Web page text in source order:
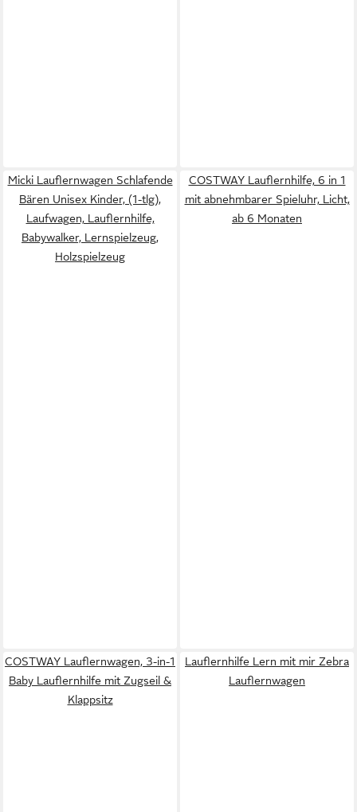
Micki Lauflernwagen Schlafende
Bären Unisex Kinder, (1-tlg),
Laufwagen, Lauflernhilfe,
Babywalker, Lernspielzeug,
Holzspielzeug
COSTWAY Lauflernhilfe, 6 in 1
mit abnehmbarer Spieluhr, Licht,
ab 6 Monaten
COSTWAY Lauflernwagen, 3-in-1
Baby Lauflernhilfe mit Zugseil &
Klappsitz
Lauflernhilfe Lern mit mir Zebra
Lauflernwagen